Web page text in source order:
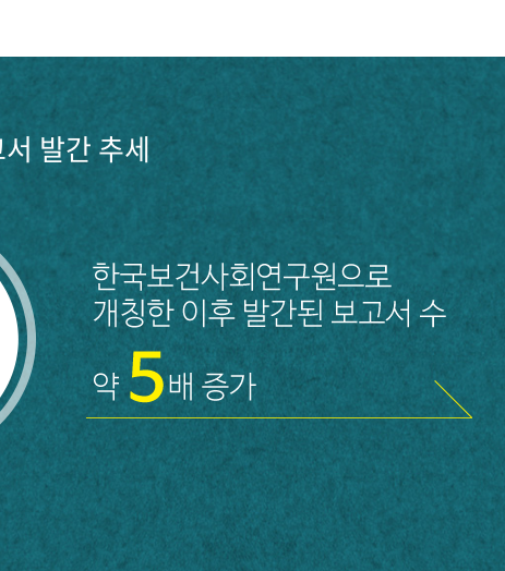
발간 추세